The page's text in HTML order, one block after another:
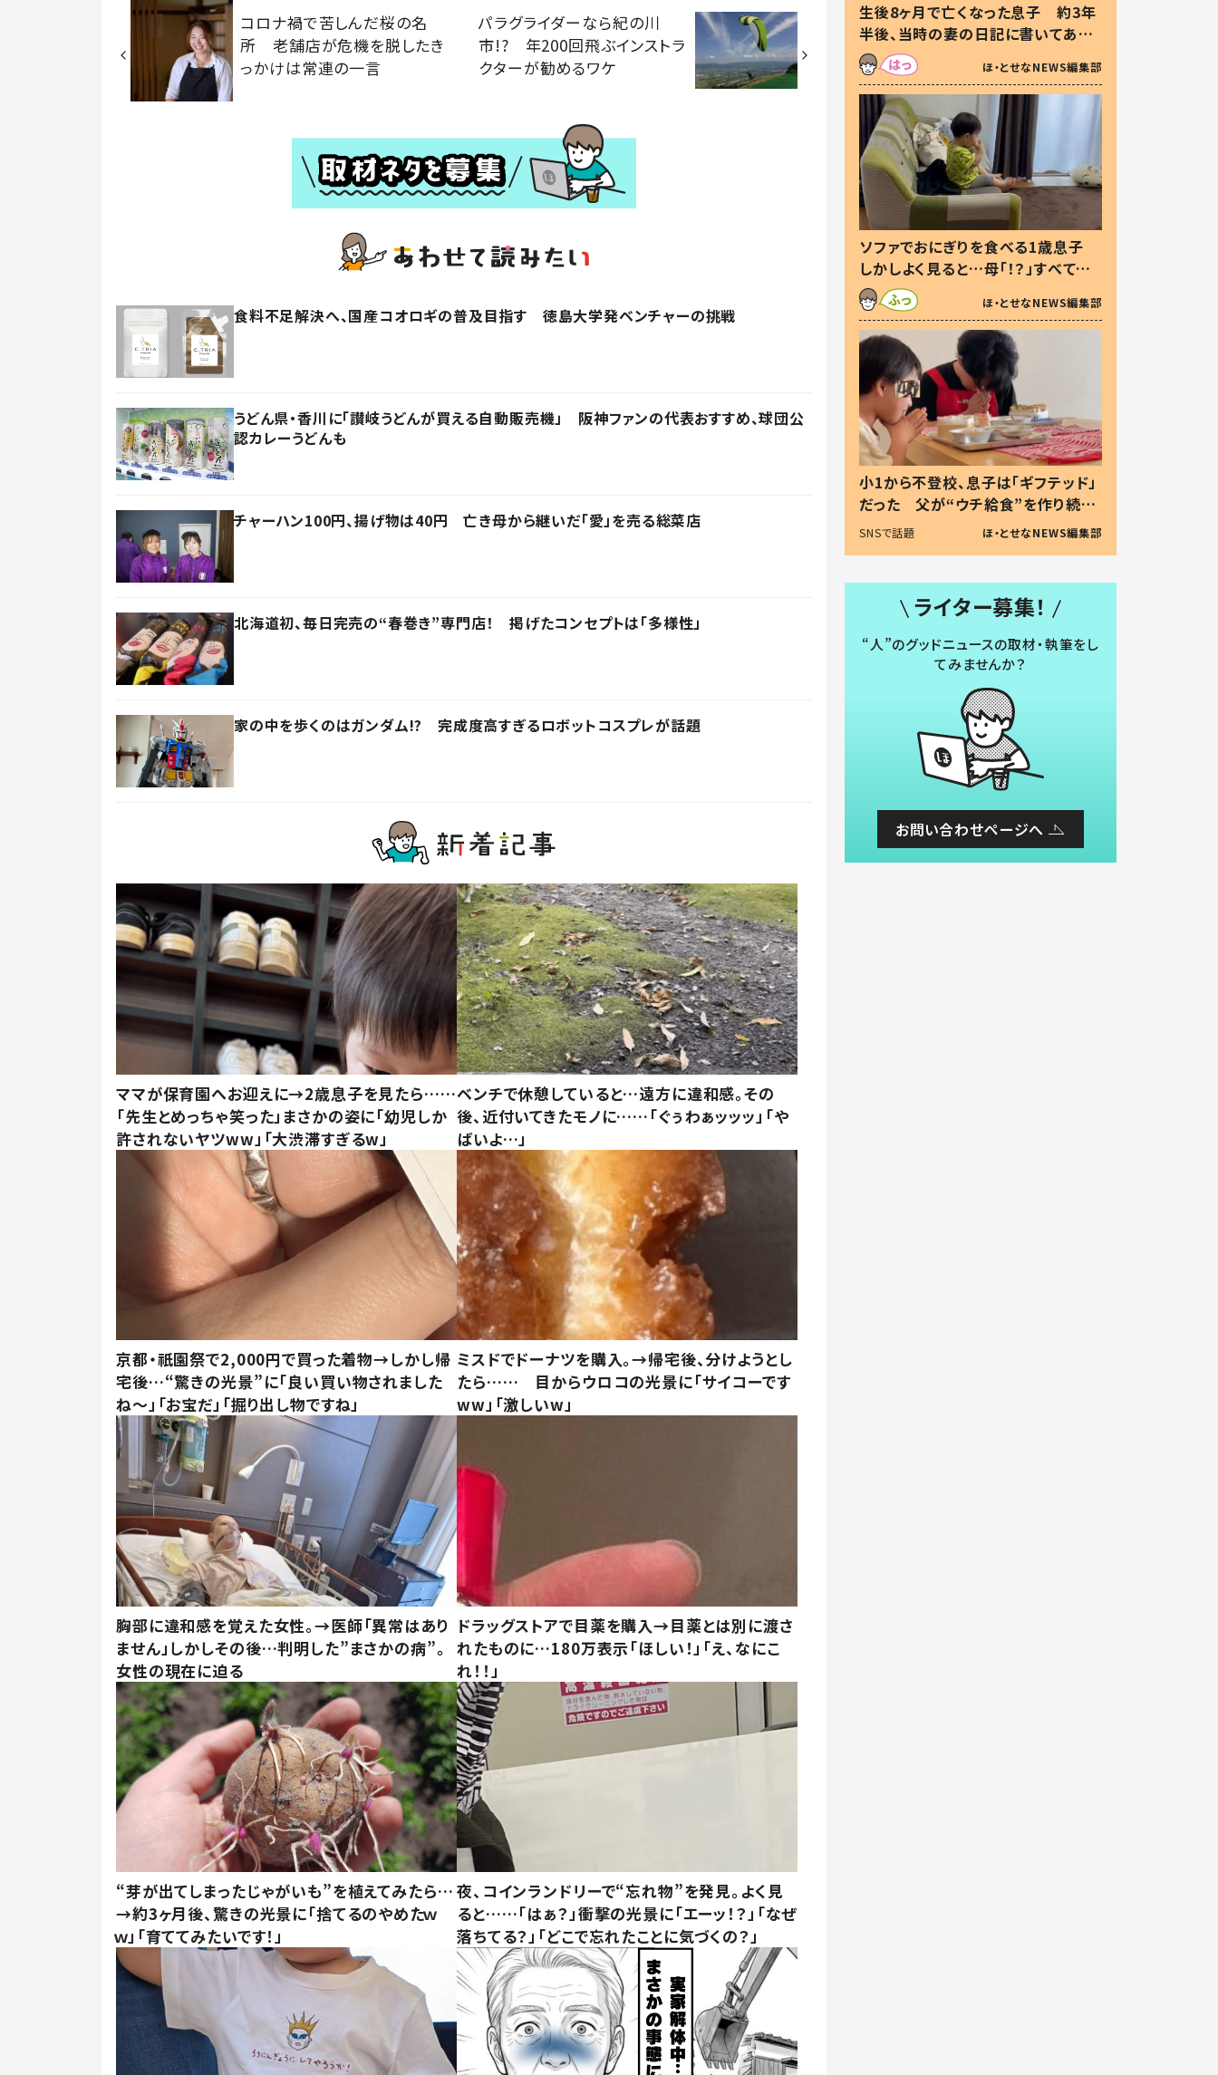
コロナ禍で苦しんだ桜の名
所 老舗店が危機を脱したき
っかけは常連の一言
パラグライダーなら紀の川
市!? 年200回飛ぶインストラ
クターが勧めるワケ
食料不足解決へ、国産コオロギの普及目指す 徳島大学発ベンチャーの挑戦
うどん県・香川に「讃岐うどんが買える自動販売機」 阪神ファンの代表おすすめ、球団公
認カレーうどんも
チャーハン100円、揚げ物は40円 亡き母から継いだ「愛」を売る総菜店
北海道初、毎日完売の“春巻き”専門店！ 掲げたコンセプトは「多様性」
家の中を歩くのはガンダム!? 完成度高すぎるロボットコスプレが話題
ママが保育園へお迎えに→2歳息子を見たら……
「先生とめっちゃ笑った」まさかの姿に「幼児しか
許されないヤツww」「大渋滞すぎるw」
ベンチで休憩していると…遠方に違和感。その
後、近付いてきたモノに……「ぐぅわぁッッッ」「や
ばいよ…」
京都・祇園祭で2,000円で買った着物→しかし帰
宅後…“驚きの光景”に「良い買い物されました
ね～」「お宝だ」「掘り出し物ですね」
ミスドでドーナツを購入。→帰宅後、分けようとし
たら…… 目からウロコの光景に「サイコーです
ww」「激しいw」
胸部に違和感を覚えた女性。→医師「異常はあり
ません」しかしその後…判明した”まさかの病”。
女性の現在に迫る
ドラッグストアで目薬を購入→目薬とは別に渡さ
れたものに…180万表示「ほしい！」「え、なにこ
れ！！」
“芽が出てしまったじゃがいも”を植えてみたら…
→約3ヶ月後、驚きの光景に「捨てるのやめたｗ
ｗ」「育ててみたいです！」
夜、コインランドリーで“忘れ物”を発見。よく見
ると……「はぁ？」衝撃の光景に「エーッ！？」「なぜ
落ちてる？」「どこで忘れたことに気づくの？」
生後8ヶ月で亡くなった息子 約3年
半後、当時の妻の日記に書いてあっ
た本音とは
ほ・とせなNEWS編集部
ソファでおにぎりを食べる1歳息子
しかしよく見ると…母「！？」すべてを
察した母の投稿に「可愛いから許
す！」「現行犯〜」
ほ・とせなNEWS編集部
小1から不登校、息子は「ギフテッド」
だった 父が“ウチ給食”を作り続け
る理由とは #令和の親 #令和の子
SNSで話題 ほ・とせなNEWS編集部
ライター募集！
“人”のグッドニュースの取材・執筆をし
てみませんか？
お問い合わせページへ